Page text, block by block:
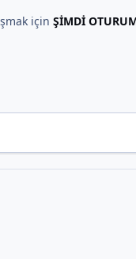
için ŞİMDİ